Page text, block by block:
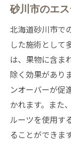
砂川市のエ
北海道砂川市で
した施術として
は、果物に含ま
除く効果があり
ンオーバーが促
かれます。また
ルーツを使用す
ることができま